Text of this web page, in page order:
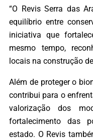
“O Revis Serra das
equilíbrio entre
iniciativa que
mesmo tempo,
locais na construção
Além de proteger o
contribui para o
valorização dos
fortalecimento das
estado. O Revis